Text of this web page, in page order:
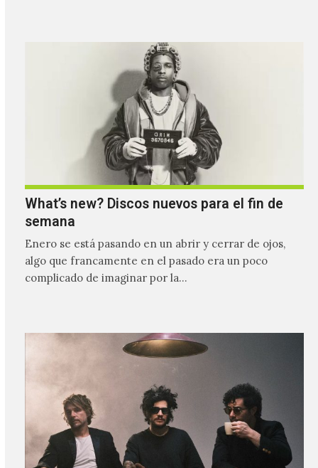
What’s new? Discos nuevos para el fin de
semana
Enero se está pasando en un abrir y cerrar de ojos,
algo que francamente en el pasado era un poco
complicado de imaginar por la…